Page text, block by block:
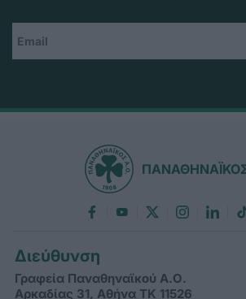
Διεύθυνση
Γραφεία Παναθηναϊκού Α.Ο.
Αρκαδίας 31, Αθήνα ΤΚ 11526